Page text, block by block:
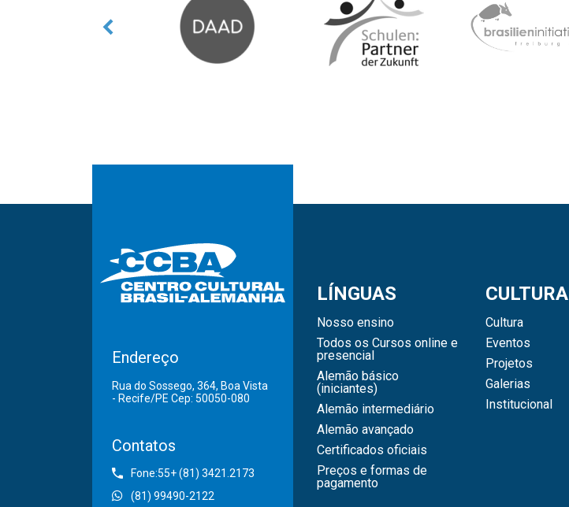
Endereço
Rua do Sossego, 364, Boa Vista
- Recife/PE Cep: 50050-080
Contatos
Fone:55+ (81) 3421.2173
(81) 99490-2122
LÍNGUAS
Nosso ensino
Todos os Cursos online e
presencial
Alemão básico
(iniciantes)
Alemão intermediário
Alemão avançado
Certificados oficiais
Preços e formas de
pagamento
CULTURA
Cultura
Eventos
Projetos
Galerias
Institucional